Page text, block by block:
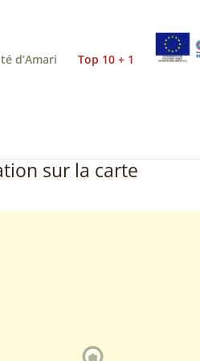
d’Amari Top 10 + 1
sur la carte